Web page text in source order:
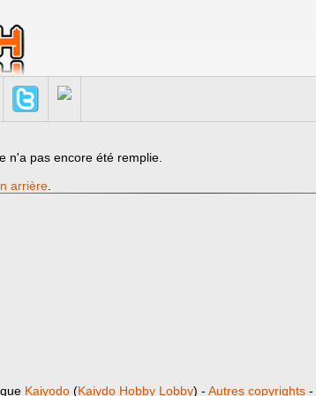
n'a pas encore été remplie.
arrière
Kaiyodo(Kaiydo Hobby Lobby) - Autres copyrights-